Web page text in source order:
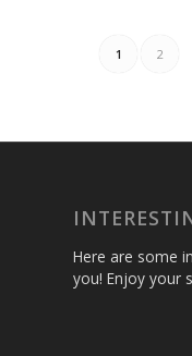
1 2
Here are some
you! Enjoy your